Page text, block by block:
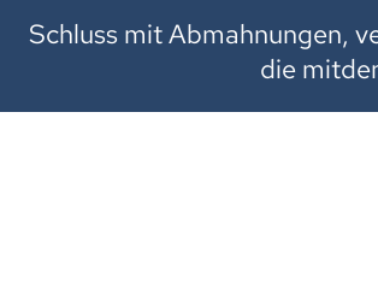
Schluss mit Abmahnungen,
die